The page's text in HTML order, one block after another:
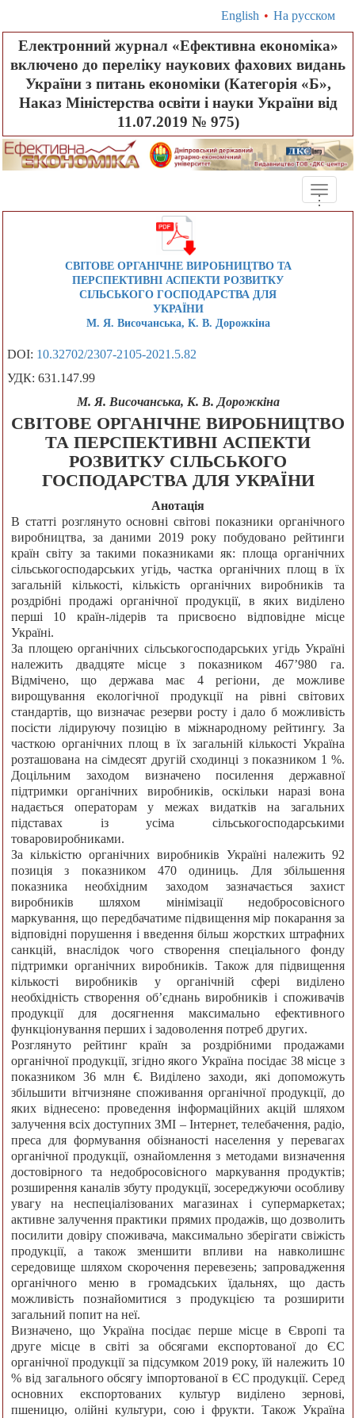
English • На русском
Електронний журнал «Ефективна економіка»
включено до переліку наукових фахових видань
України з питань економіки (Категорія «Б»,
Наказ Міністерства освіти і науки України від
11.07.2019 № 975)
Toggle
...
СВІТОВЕ ОРГАНІЧНЕ ВИРОБНИЦТВО ТА
ПЕРСПЕКТИВНІ АСПЕКТИ РОЗВИТКУ
СІЛЬСЬКОГО ГОСПОДАРСТВА ДЛЯ
УКРАЇНИ
М. Я. Височанська, К. В. Дорожкіна
DOI: 10.32702/2307-2105-2021.5.82
УДК: 631.147.99
М. Я. Височанська, К. В. Дорожкіна
СВІТОВЕ ОРГАНІЧНЕ ВИРОБНИЦТВО
ТА ПЕРСПЕКТИВНІ АСПЕКТИ
РОЗВИТКУ СІЛЬСЬКОГО
ГОСПОДАРСТВА ДЛЯ УКРАЇНИ
Анотація
В статті розглянуто основні світові показники органічного
виробництва, за даними 2019 року побудовано рейтинги
країн світу за такими показниками як: площа органічних
сільськогосподарських угідь, частка органічних площ в їх
загальній кількості, кількість органічних виробників та
роздрібні продажі органічної продукції, в яких виділено
перші 10 країн-лідерів та присвоєно відповідне місце
Україні.
За площею органічних сільськогосподарських угідь Україні
належить двадцяте місце з показником 467’980 га.
Відмічено, що держава має 4 регіони, де можливе
вирощування екологічної продукції на рівні світових
стандартів, що визначає резерви росту і дало б можливість
посісти лідируючу позицію в міжнародному рейтингу. За
часткою органічних площ в їх загальній кількості Україна
розташована на сімдесят другій сходинці з показником 1 %.
Доцільним заходом визначено посилення державної
підтримки органічних виробників, оскільки наразі вона
надається операторам у межах видатків на загальних
підставах із усіма сільськогосподарськими
товаровиробниками.
За кількістю органічних виробників Україні належить 92
позиція з показником 470 одиниць. Для збільшення
показника необхідним заходом зазначається захист
виробників шляхом мінімізації недобросовісного
маркування, що передбачатиме підвищення мір покарання за
відповідні порушення і введення більш жорстких штрафних
санкцій, внаслідок чого створення спеціального фонду
підтримки органічних виробників. Також для підвищення
кількості виробників у органічній сфері виділено
необхідність створення об’єднань виробників і споживачів
продукції для досягнення максимально ефективного
функціонування перших і задоволення потреб других.
Розглянуто рейтинг країн за роздрібними продажами
органічної продукції, згідно якого Україна посідає 38 місце з
показником 36 млн €. Виділено заходи, які допоможуть
збільшити вітчизняне споживання органічної продукції, до
яких віднесено: проведення інформаційних акцій шляхом
залучення всіх доступних ЗМІ – Інтернет, телебачення, радіо,
преса для формування обізнаності населення у перевагах
органічної продукції, ознайомлення з методами визначення
достовірного та недобросовісного маркування продуктів;
розширення каналів збуту продукції, зосереджуючи особливу
увагу на неспеціалізованих магазинах і супермаркетах;
активне залучення практики прямих продажів, що дозволить
посилити довіру споживача, максимально зберігати свіжість
продукції, а також зменшити впливи на навколишнє
середовище шляхом скорочення перевезень; запровадження
органічного меню в громадських їдальнях, що дасть
можливість познайомитися з продукцією та розширити
загальний попит на неї.
Визначено, що Україна посідає перше місце в Європі та
друге місце в світі за обсягами експортованої до ЄС
органічної продукції за підсумком 2019 року, їй належить 10
% від загального обсягу імпортованої в ЄС продукції. Серед
основних експортованих культур виділено зернові,
пшеницю, олійні культури, сою і фрукти. Також Україна